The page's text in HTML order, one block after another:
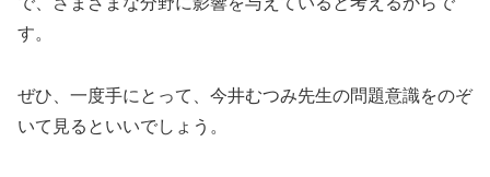
す。
ぜひ、一度手にとって、今井むつみ先生の問題意識をのぞ
いて見るといいでしょう。